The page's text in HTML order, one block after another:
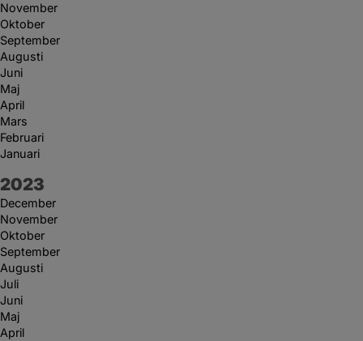
November
Oktober
September
Augusti
Juni
Maj
April
Mars
Februari
Januari
År:
2023
December
November
Oktober
September
Augusti
Juli
Juni
Maj
April